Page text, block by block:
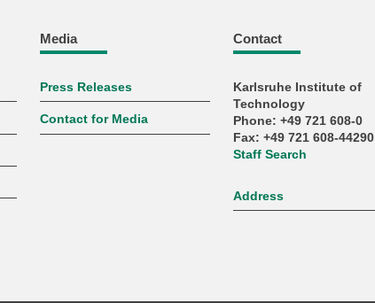
Media
Press Releases
Contact for Media
Contact
Karlsruhe Institute of
Technology
Phone: +49 721 608-0
Fax: +49 721 608-44290
Staff Search
Address